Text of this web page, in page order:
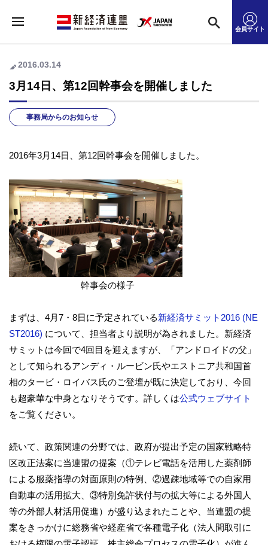
会員サイト
2016.03.14
3月14日、第12回幹事会を開催しました
事務局からのお知らせ
2016年3月14日、第12回幹事会を開催しました。
幹事会の様子
まずは、4月7・8日に予定されている新経済サミット2016 (NE
ST2016) について、担当者より説明が為されました。新経済
サミットは今回で4回目を迎えますが、「アンドロイドの父」
として知られるアンディ・ルービン氏やエストニア共和国首
相のタービ・ロイバス氏のご登壇が既に決定しており、今回
も超豪華な中身となりそうです。詳しくは公式ウェブサイト
をご覧ください。
続いて、政策関連の分野では、政府が提出予定の国家戦略特
区改正法案に当連盟の提案（①テレビ電話を活用した薬剤師
による服薬指導の対面原則の特例、②過疎地域等での自家用
自動車の活用拡大、③特別免許状付与の拡大等による外国人
等の外部人材活用促進）が盛り込まれたことや、当連盟の提
案をきっかけに総務省や経産省で各種電子化（法人間取引に